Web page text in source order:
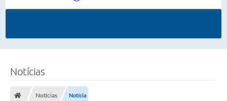
Notícias
Notícias Notícia